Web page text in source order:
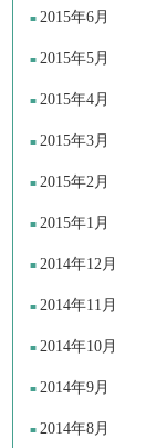
2015年6月
2015年5月
2015年4月
2015年3月
2015年2月
2015年1月
2014年12月
2014年11月
2014年10月
2014年9月
2014年8月